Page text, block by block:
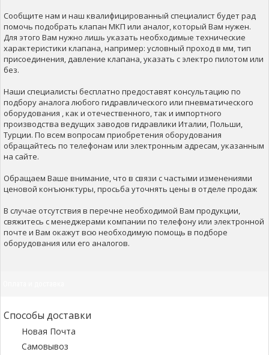
Сообщите нам и наш квалифицированный специалист будет рад
помочь подобрать клапан МКП или аналог, который Вам нужен.
Для этого Вам нужно лишь указать необходимые технические
характеристики клапана, например: условный проход в мм, тип
присоединения, давление клапана, указать с электро пилотом или
без.
Наши специалисты бесплатно предоставят консультацию по
подбору аналога любого гидравлического или пневматического
оборудования , как и отечественного, так и импортного
производства ведущих заводов гидравлики Италии, Польши,
Турции. По всем вопросам приобретения оборудования
обращайтесь по телефонам или электронным адресам, указанным
на сайте.
Обращаем Ваше внимание, что в связи с частыми изменениями
ценовой конъюнктуры, просьба уточнять цены в отделе продаж
В случае отсутствия в перечне необходимой Вам продукции,
свяжитесь с менеджерами компании по телефону или электронной
почте и Вам окажут всю необходимую помощь в подборе
оборудования или его аналогов.
Способы доставки
Новая Почта
Самовывоз